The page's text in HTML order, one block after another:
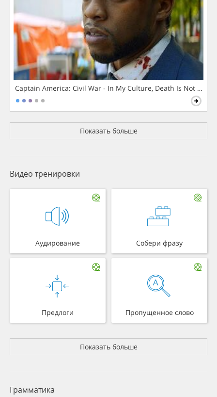
Captain America: Civil War - In My Culture, Death Is Not The
Показать больше
Видео тренировки
Аудирование Собери фразу
Предлоги Пропущенное слово
Показать больше
Грамматика